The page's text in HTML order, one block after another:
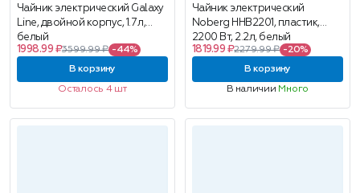
Чайник электрический Galaxy
Line, двойной корпус, 1.7 л,
белый
1998.99 ₽3599.99 ₽ -44%
В корзину
Осталось 4 шт
Чайник электрический
Noberg HHB2201, пластик,
2200 Вт, 2.2л, белый
1819.99 ₽2279.99 ₽ -20%
В корзину
В наличии Много